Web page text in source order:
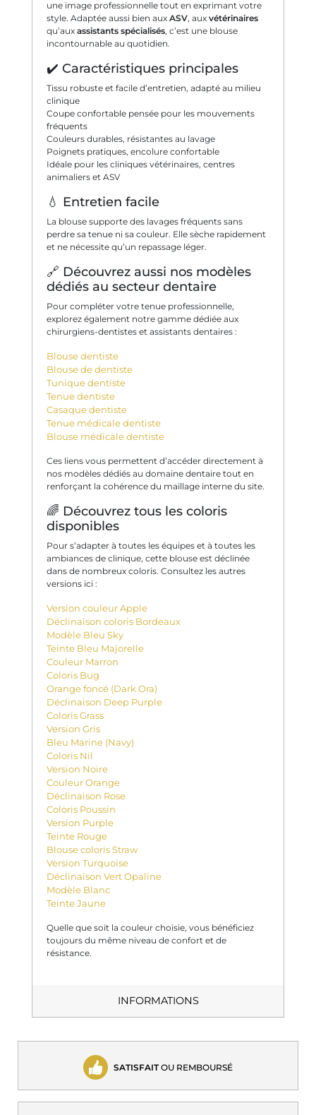
une image professionnelle tout en exprimant votre
style. Adaptée aussi bien aux ASV, aux vétérinaires
qu’aux assistants spécialisés, c’est une blouse
incontournable au quotidien.
✔️ Caractéristiques principales
Tissu robuste et facile d’entretien, adapté au milieu
clinique
Coupe confortable pensée pour les mouvements
fréquents
Couleurs durables, résistantes au lavage
Poignets pratiques, encolure confortable
Idéale pour les cliniques vétérinaires, centres
animaliers et ASV
💧 Entretien facile
La blouse supporte des lavages fréquents sans
perdre sa tenue ni sa couleur. Elle sèche rapidement
et ne nécessite qu’un repassage léger.
🔗 Découvrez aussi nos modèles
dédiés au secteur dentaire
Pour compléter votre tenue professionnelle,
explorez également notre gamme dédiée aux
chirurgiens-dentistes et assistants dentaires :
Blouse dentiste
Blouse de dentiste
Tunique dentiste
Tenue dentiste
Casaque dentiste
Tenue médicale dentiste
Blouse médicale dentiste
Ces liens vous permettent d’accéder directement à
nos modèles dédiés au domaine dentaire tout en
renforçant la cohérence du maillage interne du site.
🌈 Découvrez tous les coloris
disponibles
Pour s’adapter à toutes les équipes et à toutes les
ambiances de clinique, cette blouse est déclinée
dans de nombreux coloris. Consultez les autres
versions ici :
Version couleur Apple
Déclinaison coloris Bordeaux
Modèle Bleu Sky
Teinte Bleu Majorelle
Couleur Marron
Coloris Bug
Orange foncé (Dark Ora)
Déclinaison Deep Purple
Coloris Grass
Version Gris
Bleu Marine (Navy)
Coloris Nil
Version Noire
Couleur Orange
Déclinaison Rose
Coloris Poussin
Version Purple
Teinte Rouge
Blouse coloris Straw
Version Turquoise
Déclinaison Vert Opaline
Modèle Blanc
Teinte Jaune
Quelle que soit la couleur choisie, vous bénéficiez
toujours du même niveau de confort et de
résistance.
INFORMATIONS
SATISFAITOU REMBOURSÉ